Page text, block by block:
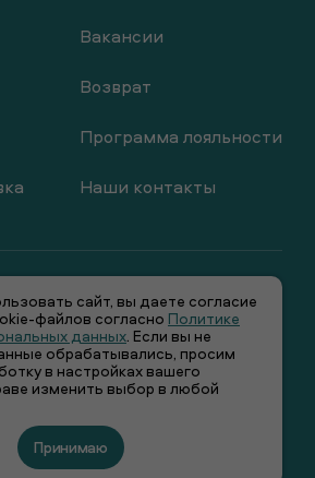
Вакансии
Возврат
Программа лояльности
Наши контакты
106
сайт, вы даете согласие
файлов согласно Политике
данных. Если вы не
обрабатывались, просим
в настройках вашего
изменить выбор в любой
Принимаю